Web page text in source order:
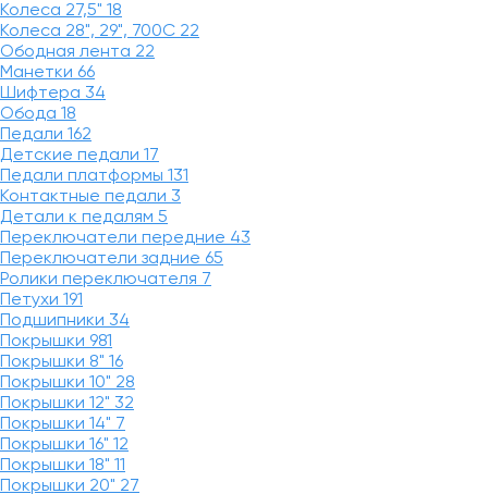
Колеса 27,5" 18
Колеса 28", 29", 700С 22
Ободная лента 22
Манетки 66
Шифтера 34
Обода 18
Педали 162
Детские педали 17
Педали платформы 131
Контактные педали 3
Детали к педалям 5
Переключатели передние 43
Переключатели задние 65
Ролики переключателя 7
Петухи 191
Подшипники 34
Покрышки 981
Покрышки 8" 16
Покрышки 10" 28
Покрышки 12" 32
Покрышки 14" 7
Покрышки 16" 12
Покрышки 18" 11
Покрышки 20" 27